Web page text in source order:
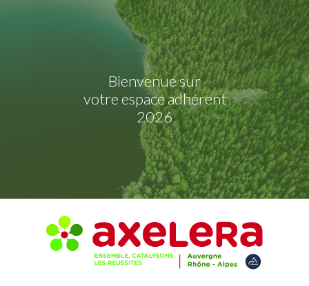
Bienvenue sur
votre espace adhérent
2026